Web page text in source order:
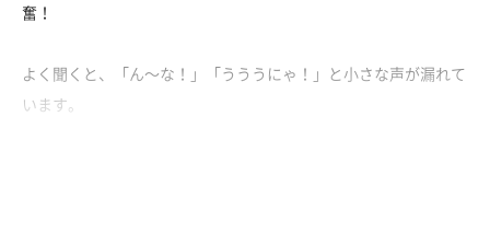
奮！
よく聞くと、「ん～な！」「うううにゃ！」と小さな声が漏れて
います。